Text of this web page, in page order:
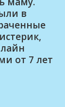
в
от 7 лет